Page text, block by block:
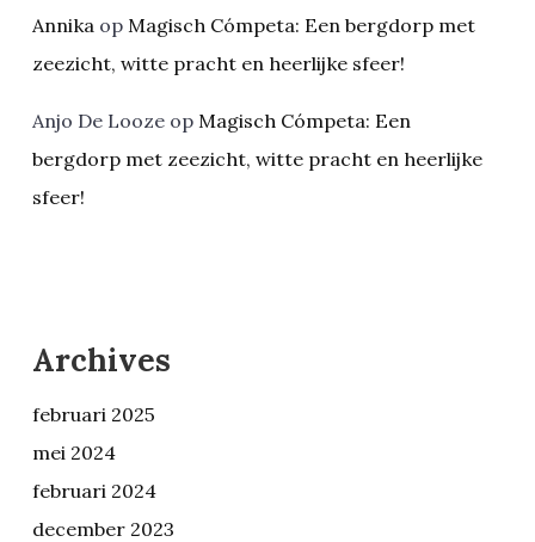
Annika op Magisch Cómpeta: Een bergdorp met
zeezicht, witte pracht en heerlijke sfeer!
Anjo De Looze op Magisch Cómpeta: Een
bergdorp met zeezicht, witte pracht en heerlijke
sfeer!
Archives
februari 2025
mei 2024
februari 2024
december 2023